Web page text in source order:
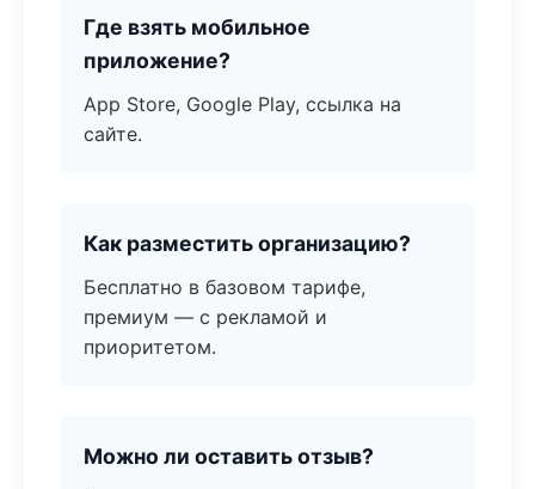
Где взять мобильное
приложение?
App Store, Google Play, ссылка на
сайте.
Как разместить организацию?
Бесплатно в базовом тарифе,
премиум — с рекламой и
приоритетом.
Можно ли оставить отзыв?